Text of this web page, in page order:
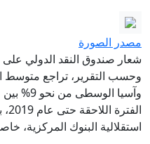
مصدر الصورة
شعار صندوق النقد الدولي
وحسب التقرير، تراجع
استقلالية البنوك المركزية، خاصة